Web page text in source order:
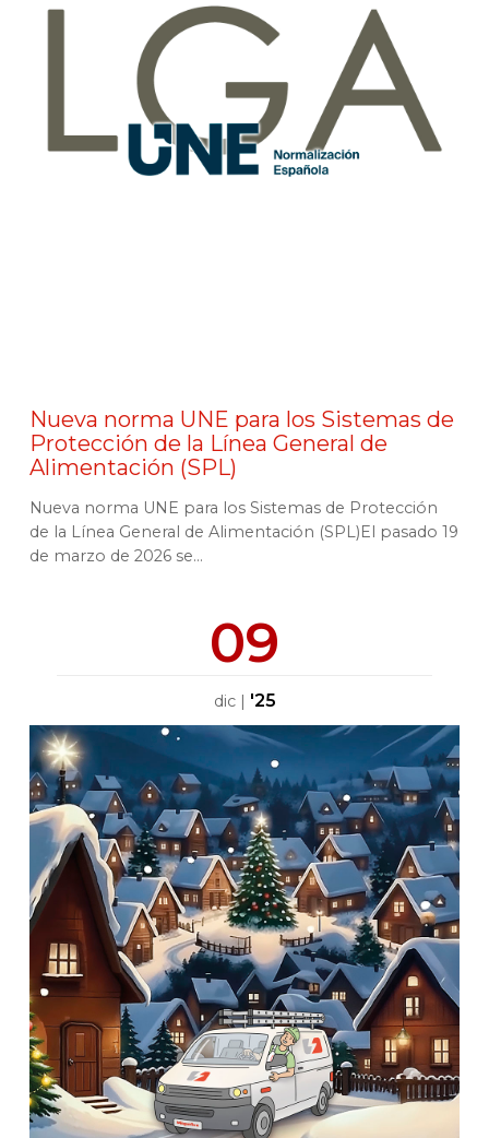
Nueva norma UNE para los Sistemas de
Protección de la Línea General de
Alimentación (SPL)
Nueva norma UNE para los Sistemas de Protección
de la Línea General de Alimentación (SPL)El pasado 19
de marzo de 2026 se...
09
dic| '25